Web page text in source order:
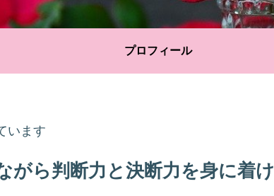
プロフィール
います
がら判断力と決断力を身に着け